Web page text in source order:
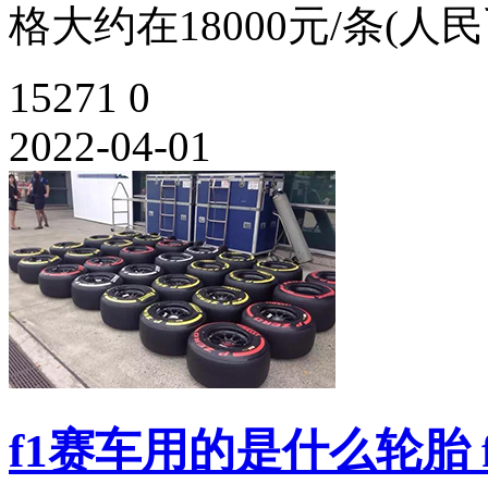
格大约在18000元/条(人
15271 0
2022-04-01
f1赛车用的是什么轮胎